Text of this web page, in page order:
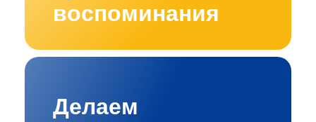
воспоминания
Делаем